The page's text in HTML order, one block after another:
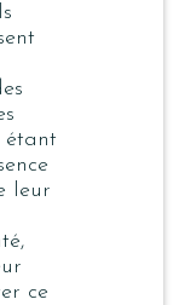
étant
leur
ce